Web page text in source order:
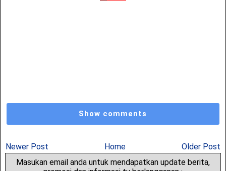
Show comments
Newer Post Home
Older Post
Masukan email anda untuk mendapatkan update berita,